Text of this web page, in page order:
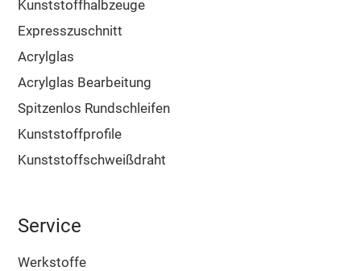
Kunststoffhalbzeuge
Expresszuschnitt
Acrylglas
Acrylglas Bearbeitung
Spitzenlos Rundschleifen
Kunststoffprofile
Kunststoffschweißdraht
Service
Werkstoffe